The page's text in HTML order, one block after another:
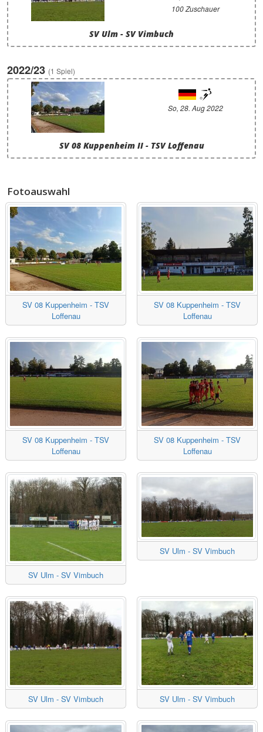
100 Zuschauer
SV Ulm - SV Vimbuch
2022/23 (1 Spiel)
So, 28. Aug 2022
SV 08 Kuppenheim II - TSV Loffenau
Fotoauswahl
SV 08 Kuppenheim - TSV
Loffenau
SV 08 Kuppenheim - TSV
Loffenau
SV 08 Kuppenheim - TSV
Loffenau
SV 08 Kuppenheim - TSV
Loffenau
SV Ulm - SV Vimbuch
SV Ulm - SV Vimbuch
SV Ulm - SV Vimbuch SV Ulm - SV Vimbuch